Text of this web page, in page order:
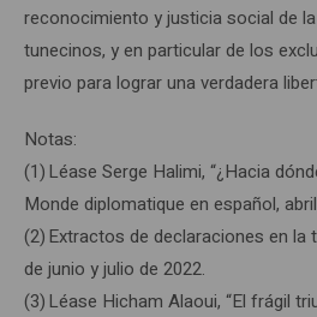
reconocimiento y justicia social de
tunecinos, y en particular de los
previo para lograr una verdadera
Notas:
(1) Léase Serge Halimi, “¿Hacia
Monde diplomatique en español,
(2) Extractos de declaraciones en la
de junio y julio de 2022.
(3) Léase Hicham Alaoui, “El frágil